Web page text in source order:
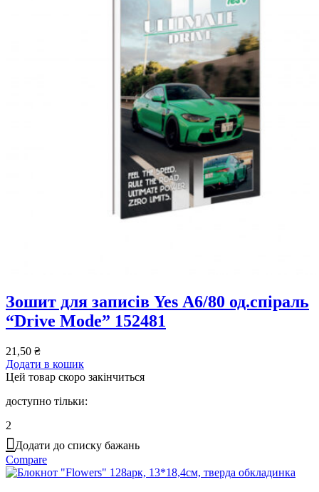
Зошит для записів Yes А6/80 од.спіраль
“Drive Mode” 152481
21,50 ₴
Додати в кошик
Цей товар скоро закінчиться
доступно тільки:
2
Додати до списку бажань
Compare